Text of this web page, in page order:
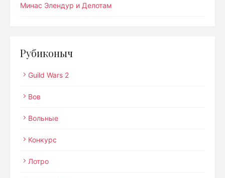
Минас Элендур и Делотам
Рубиконыч
Guild Wars 2
Вов
Вольные
Конкурс
Лотро